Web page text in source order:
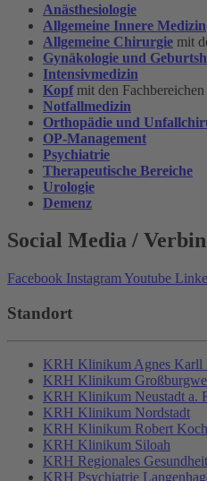
Anästhesiologie
Allgemeine Innere Medizin
Allgemeine Chirurgie mit
Gynäkologie und
Intensivmedizin
Kopfmit den
Notfallmedizin
Orthopädie und
OP-Management
Psychiatrie
Therapeutische Bereiche
Urologie
Demenz
Social Media /
Facebook Instagram Youtube
Standort
KRH Klinikum Agnes Karll
KRH Klinikum
KRH Klinikum Neustadt a.
KRH Klinikum Nordstadt
KRH Klinikum Robert
KRH Klinikum Siloah
KRH Regionales
KRH Psychiatrie